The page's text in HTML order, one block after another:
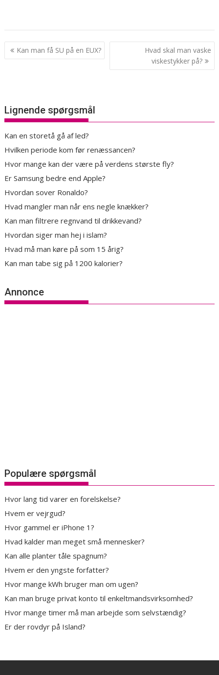
Indlægsnavigation
Kan man få SU på en EUX?
Hvad skal man vaske
viskestykker på?
Lignende spørgsmål
Kan en storetå gå af led?
Hvilken periode kom før renæssancen?
Hvor mange kan der være på verdens største fly?
Er Samsung bedre end Apple?
Hvordan sover Ronaldo?
Hvad mangler man når ens negle knækker?
Kan man filtrere regnvand til drikkevand?
Hvordan siger man hej i islam?
Hvad må man køre på som 15 årig?
Kan man tabe sig på 1200 kalorier?
Annonce
Populære spørgsmål
Hvor lang tid varer en forelskelse?
Hvem er vejrgud?
Hvor gammel er iPhone 1?
Hvad kalder man meget små mennesker?
Kan alle planter tåle spagnum?
Hvem er den yngste forfatter?
Hvor mange kWh bruger man om ugen?
Kan man bruge privat konto til enkeltmandsvirksomhed?
Hvor mange timer må man arbejde som selvstændig?
Er der rovdyr på Island?